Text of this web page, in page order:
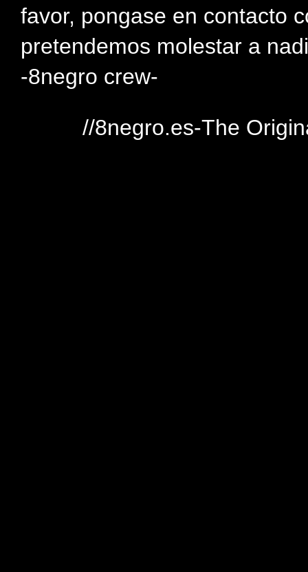
favor, pongase en contacto
pretendemos molestar a
-8negro crew-
//8negro.es-The